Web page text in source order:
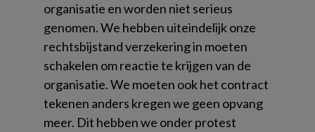
organisatie en worden niet serieus
genomen. We hebben uiteindelijk onze
rechtsbijstand verzekering in moeten
schakelen om reactie te krijgen van de
organisatie. We moeten ook het contract
tekenen anders kregen we geen opvang
meer. Dit hebben we onder protest